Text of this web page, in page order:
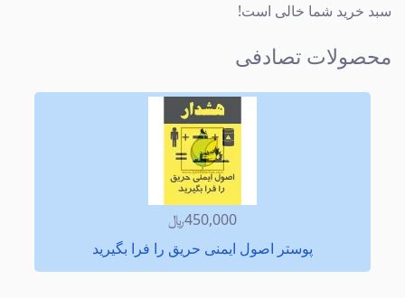
سبد خرید شما خالی است!
محصولات تصادفی
450,000﷼
پوستر اصول ایمنی حریق را فرا بگيريد